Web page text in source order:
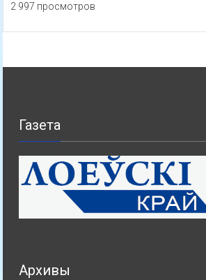
2 997 просмотров
Газета
Архивы